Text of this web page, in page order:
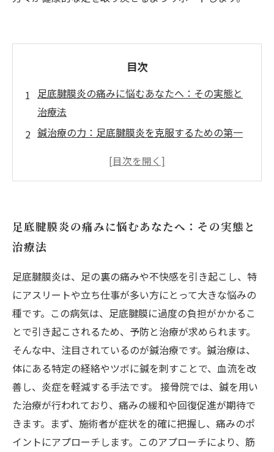
目次
足底腱膜炎の痛みに悩むあなたへ：その実態と
治療法
鍼治療の力：足底腱膜炎を克服するための第一
接骨院での鍼治療：施術内容とその効果を解説
鍼治療の理論と実践：足の健康を取り戻す方法
鍼治療を受ける前に知っておきたいこと：不安
や疑問を解消
健康的な足を取り戻すために：あなたも鍼治療
を試してみませんか？
足底腱膜炎の痛みに悩むあなたへ：その実態と
治療法
足底腱膜炎は、足の裏の痛みや不快感を引き起こし、特
にアスリートや立ち仕事が多い方にとって大きな悩みの
種です。この病気は、足底腱膜に過度の負担がかかるこ
とで引き起こされるため、予防と治療が求められます。
そんな中、注目されているのが鍼治療です。鍼治療は、
体にある特定の経絡やツボに鍼を刺すことで、血流を改
善し、炎症を軽減する手法です。 接骨院では、鍼を用い
た治療が行われており、痛みの緩和や回復促進が期待で
きます。まず、施術者が症状を的確に把握し、痛みのポ
イントにアプローチします。このアプローチにより、筋